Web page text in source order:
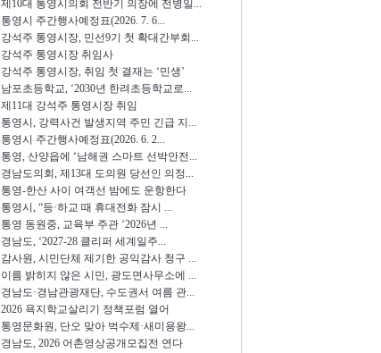
제10대 통영시의회 전반기 의장에 전병일...
통영시 주간행사예정표(2026. 7. 6...
강석주 통영시장, 민선9기 첫 확대간부회...
강석주 통영시장 취임사
강석주 통영시장, 취임 첫 결재는 ‘민생’
남포초등학교, ‘2030년 한려초등학교로...
제11대 강석주 통영시장 취임
통영시, 강력사건 발생지역 주민 긴급 지...
통영시 주간행사예정표(2026. 6. 2...
통영, 산양읍에 ‘남해권 스마트 선박안전...
경남도의회, 제13대 도의원 당선인 의정...
통영-한산 사이 여객선 밤에도 운항한다
통영시, “등·하교 때 휴대전화 잠시 ...
통영 동원중, 교육부 주관 ‘2026년 ...
경남도, ‘2027-28 클리퍼 세계일주...
감사원, 시민단체 제기한 공익감사 청구 ...
이름 밝히지 않은 시민, 광도면사무소에 ...
경남도·경남관광재단, 수도권서 여름 관...
2026 욕지학교살리기 정책포럼 열어
통영문화원, 단오 맞아 벅수제·새미용왕...
경남도, 2026 어촌영상공개모집전 연다